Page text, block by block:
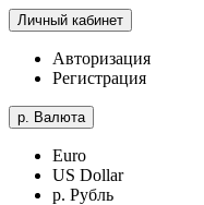
Личный кабинет
Авторизация
Регистрация
р. Валюта
Euro
US Dollar
р. Рубль